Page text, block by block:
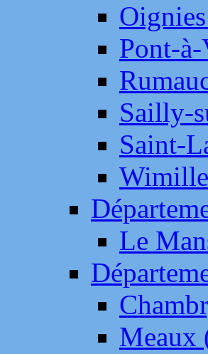
Pont-
Sailly-
Saint-
Le
Meaux